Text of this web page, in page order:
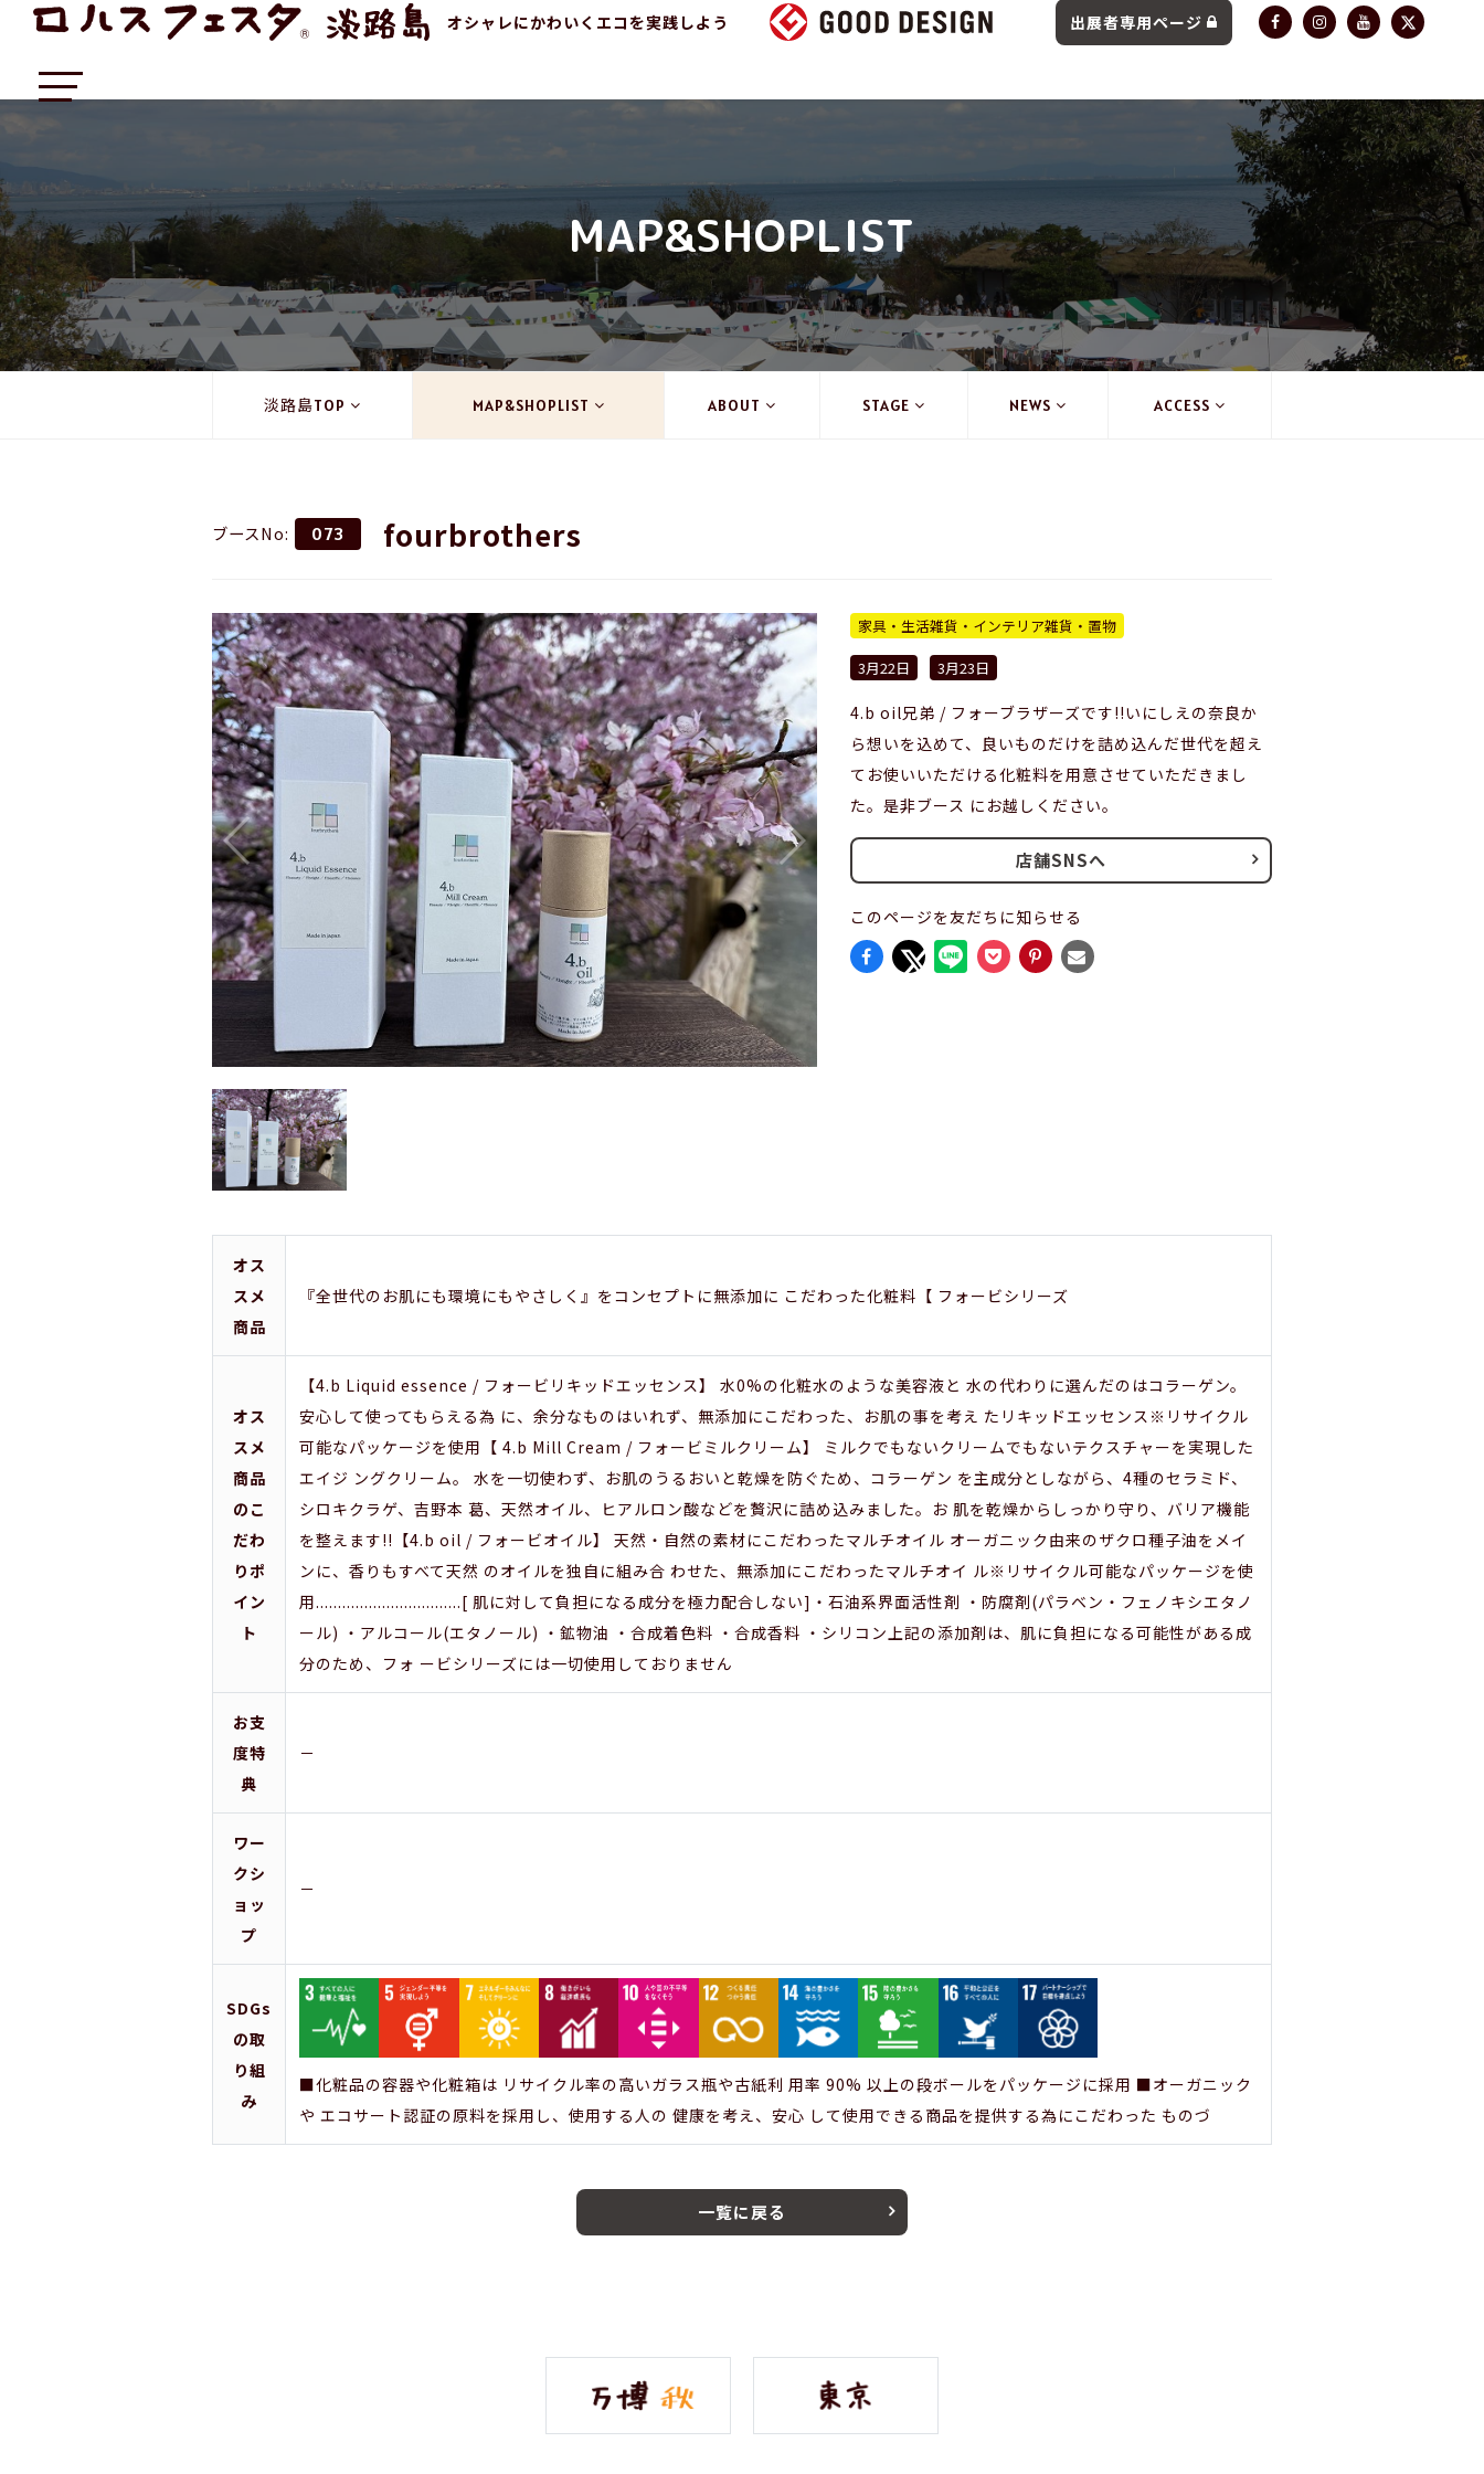
オシャレにかわいくエコを実践しよう 出展者専用ページ
MAP&SHOPLIST
淡路島TOP MAP&SHOPLIST ABOUT STAGE NEWS ACCESS
ブースNo: 073 fourbrothers
家具・生活雑貨・インテリア雑貨・置物
3月22日
3月23日
4.b oil兄弟 / フォーブラザーズです!!いにしえの奈良か
ら想いを込めて、良いものだけを詰め込んだ世代を超え
てお使いいただける化粧料を用意させていただきまし
た。是非ブース にお越しください。
店舗SNSへ
このページを友だちに知らせる
オス
スメ
商品
『全世代のお肌にも環境にもやさしく』をコンセプトに無添加に こだわった化粧料【 フォービシリーズ
オス
スメ
商品
のこ
だわ
りポ
イン
ト
【4.b Liquid essence / フォービリキッドエッセンス】 水0%の化粧水のような美容液と 水の代わりに選んだのはコラーゲン。
安心して使ってもらえる為 に、余分なものはいれず、無添加にこだわった、お肌の事を考え たリキッドエッセンス※リサイクル
可能なパッケージを使用【 4.b Mill Cream / フォービミルクリーム】 ミルクでもないクリームでもないテクスチャーを実現した
エイジ ングクリーム。 水を一切使わず、お肌のうるおいと乾燥を防ぐため、コラーゲン を主成分としながら、4種のセラミド、
シロキクラゲ、吉野本 葛、天然オイル、ヒアルロン酸などを贅沢に詰め込みました。お 肌を乾燥からしっかり守り、バリア機能
を整えます!!【4.b oil / フォービオイル】 天然・自然の素材にこだわったマルチオイル オーガニック由来のザクロ種子油をメイ
ンに、香りもすべて天然 のオイルを独自に組み合 わせた、無添加にこだわったマルチオイ ル※リサイクル可能なパッケージを使
用.................................[ 肌に対して負担になる成分を極力配合しない]・石油系界面活性剤 ・防腐剤(パラベン・フェノキシエタノ
ール) ・アルコール(エタノール) ・鉱物油 ・合成着色料 ・合成香料 ・シリコン上記の添加剤は、肌に負担になる可能性がある成
分のため、フォ ービシリーズには一切使用しておりません
お支
度特
典
－
ワー
クシ
ョッ
プ
－
SDGs
の取
り組
み
■化粧品の容器や化粧箱は リサイクル率の高いガラス瓶や古紙利 用率 90% 以上の段ボールをパッケージに採用 ■オーガニック
や エコサート認証の原料を採用し、使用する人の 健康を考え、安心 して使用できる商品を提供する為にこだわった ものづ
一覧に戻る